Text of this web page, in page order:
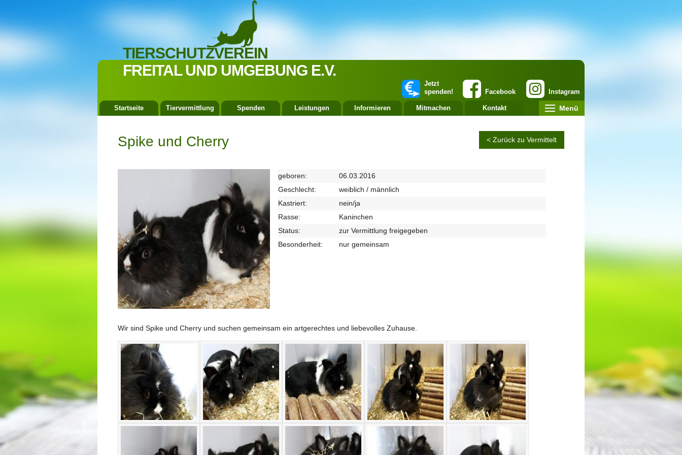
TIERSCHUTZVEREIN
FREITAL UND UMGEBUNG E.V.
Instagram
Facebook
Jetzt
spenden!
Startseite Tiervermittlung Spenden Leistungen Informieren Mitmachen Kontakt Menü
Spike und Cherry < Zurück zu Vermittelt
geboren:
06.03.2016
Geschlecht:
weiblich / männlich
Kastriert:
nein/ja
Rasse:
Kaninchen
Status:
zur Vermittlung freigegeben
Besonderheit:
nur gemeinsam
Wir sind Spike und Cherry und suchen gemeinsam ein artgerechtes und liebevolles Zuhause.